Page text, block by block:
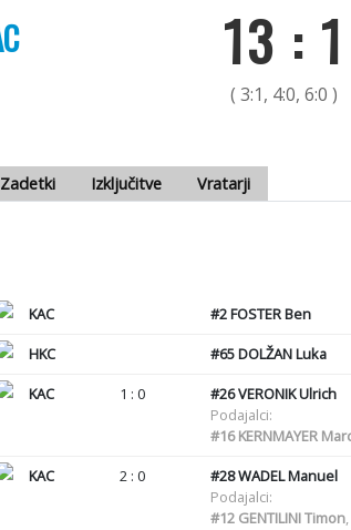
13 : 1
( 3:1, 4:0, 6:0 )
Zadetki Izključitve Vratarji
KAC #2FOSTER Ben
HKC #65DOLŽAN Luka
KAC 1 : 0 #26VERONIK Ulrich
Podajalci:
#16KERNMAYER
KAC 2 : 0 #28WADEL Manuel
Podajalci:
#12GENTILINI Timon,